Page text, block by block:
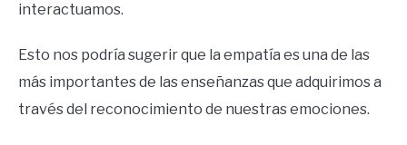
interactuamos.
Esto nos podría sugerir que la empatía es una de las
más importantes de las enseñanzas que adquirimos a
través del reconocimiento de nuestras emociones.